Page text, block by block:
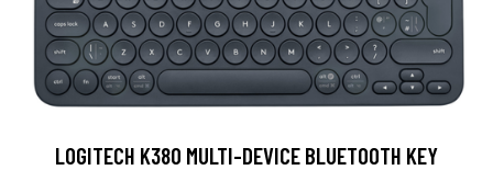
LOGITECH K380 MULTI-DEVICE BLUETOOTH KEY